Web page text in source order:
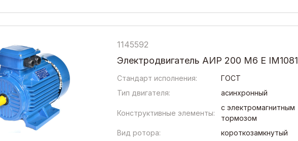
1145592
Электродвигатель АИР 200 М6 Е IM1081
Стандарт исполнения:
ГОСТ
Тип двигателя:
асинхронный
Конструктивные элементы:
с электромагнитным
тормозом
Вид ротора:
короткозамкнутый